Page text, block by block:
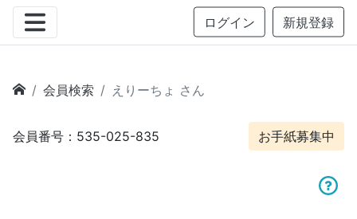
ログイン 新規登録
会員検索 えりーちょ さん
会員番号：535-025-835 お手紙募集中